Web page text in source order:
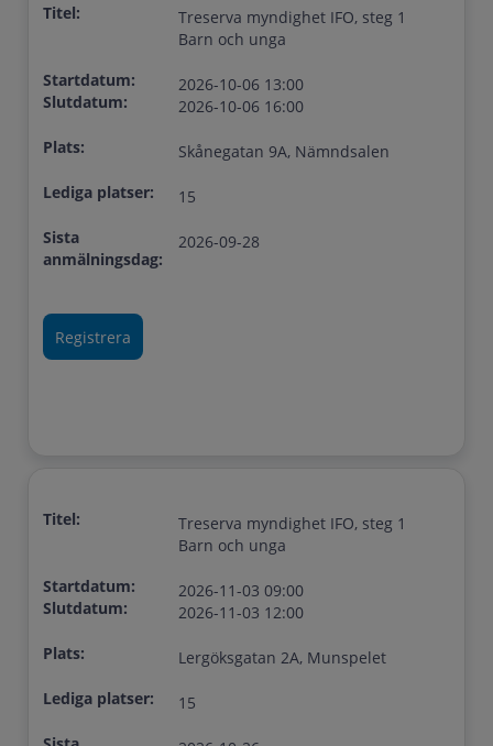
Titel:
Treserva myndighet IFO, steg 1
Barn och unga
Startdatum:
Slutdatum:
2026-10-06 13:00
2026-10-06 16:00
Plats:
Skånegatan 9A, Nämndsalen
Lediga platser:
15
Sista
anmälningsdag:
2026-09-28
Titel:
Treserva myndighet IFO, steg 1
Barn och unga
Startdatum:
Slutdatum:
2026-11-03 09:00
2026-11-03 12:00
Plats:
Lergöksgatan 2A, Munspelet
Lediga platser:
15